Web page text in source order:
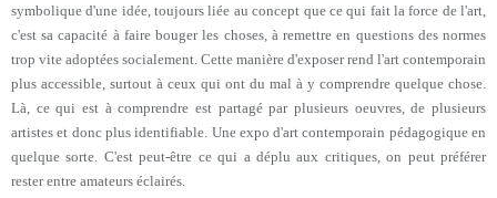
symbolique d'une idée, toujours liée au concept que ce qui fait la force de l'art,
c'est sa capacité à faire bouger les choses, à remettre en questions des normes
trop vite adoptées socialement. Cette manière d'exposer rend l'art contemporain
plus accessible, surtout à ceux qui ont du mal à y comprendre quelque chose.
Là, ce qui est à comprendre est partagé par plusieurs oeuvres, de plusieurs
artistes et donc plus identifiable. Une expo d'art contemporain pédagogique en
quelque sorte. C'est peut-être ce qui a déplu aux critiques, on peut préférer
rester entre amateurs éclairés.